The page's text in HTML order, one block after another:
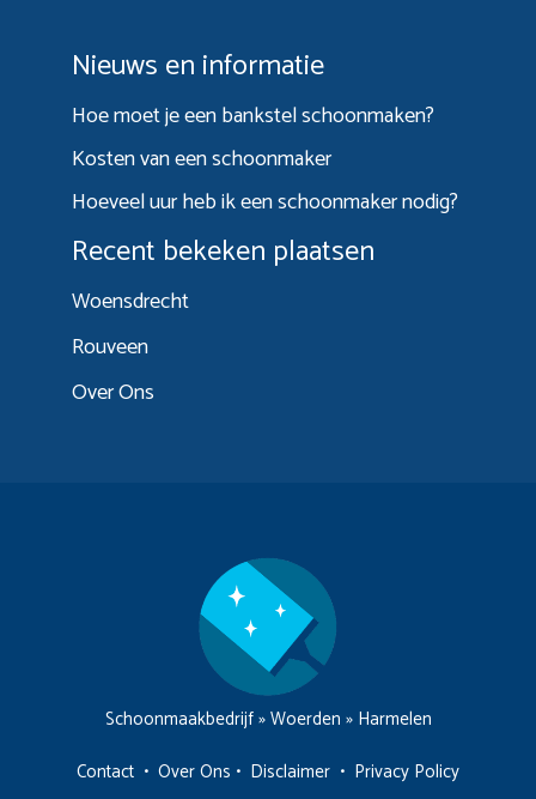
Nieuws en informatie
Hoe moet je een bankstel schoonmaken?
Kosten van een schoonmaker
Hoeveel uur heb ik een schoonmaker nodig?
Recent bekeken plaatsen
Woensdrecht
Rouveen
Over Ons
Schoonmaakbedrijf»Woerden » Harmelen
Contact • Over Ons • Disclaimer • Privacy Policy